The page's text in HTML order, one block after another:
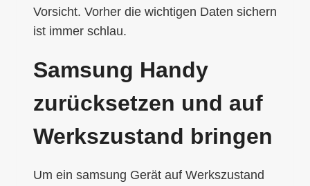
Vorsicht. Vorher die wichtigen Daten sichern
ist immer schlau.
Samsung Handy
zurücksetzen und auf
Werkszustand bringen
Um ein samsung Gerät auf Werkszustand